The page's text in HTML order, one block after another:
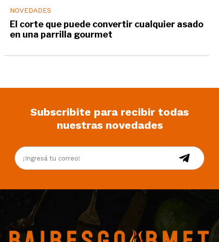
NOVEDADES
El corte que puede convertir cualquier asado
en una parrilla gourmet
Subscribite para recibir todas
nuestras novedades